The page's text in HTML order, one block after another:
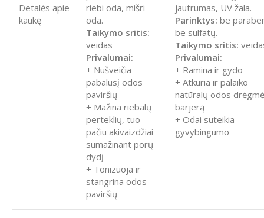
Detalės apie
kaukę
riebi oda, mišri
oda.
Taikymo sritis:
veidas
Privalumai:
+ Nušveičia
pabalusį odos
paviršių
+ Mažina riebalų
perteklių, tuo
pačiu akivaizdžiai
sumažinant porų
dydį
+ Tonizuoja ir
stangrina odos
paviršių
jautrumas, UV žala.
Parinktys: be
be sulfatų.
Taikymo sritis:
Privalumai:
+ Ramina ir gydo
+ Atkuria ir palaiko
natūralų odos
barjerą
+ Odai suteikia
gyvybingumo